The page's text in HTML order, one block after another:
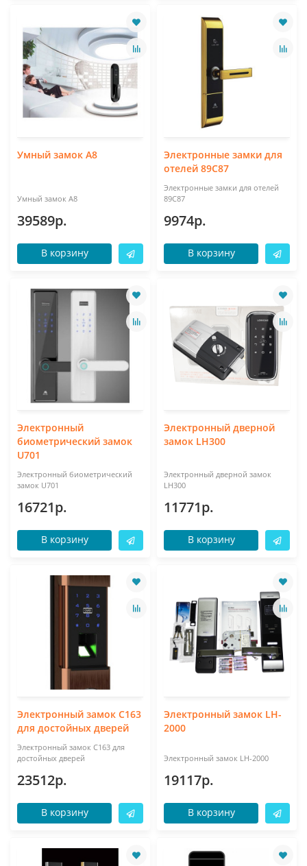
Умный замок A8
Умный замок A8
39589р.
В корзину
Электронные замки для
отелей 89C87
Электронные замки для отелей
89C87
9974р.
В корзину
Электронный
биометрический замок
U701
Электронный биометрический
замок U701
16721р.
В корзину
Электронный дверной
замок LH300
Электронный дверной замок
LH300
11771р.
В корзину
Электронный замок C163
для достойных дверей
Электронный замок C163 для
достойных дверей
23512р.
В корзину
Электронный замок LH-
2000
Электронный замок LH-2000
19117р.
В корзину